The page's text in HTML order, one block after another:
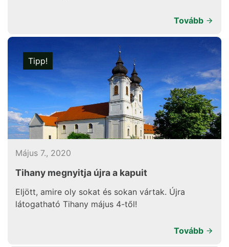
Tovább
Tipp!
Május 7., 2020
Tihany megnyitja újra a kapuit
Eljött, amire oly sokat és sokan vártak. Újra
látogatható Tihany május 4-től!
Tovább